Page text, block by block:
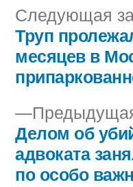
Навигация
по
записям
Делом об
адвоката
по особо
Следующая
Труп
месяцев в